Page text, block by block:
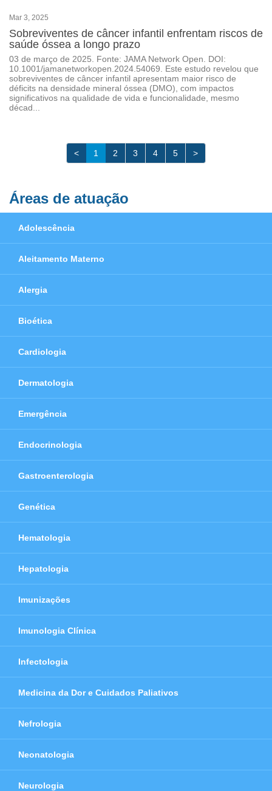
Mar 3, 2025
Sobreviventes de câncer infantil enfrentam riscos de
saúde óssea a longo prazo
03 de março de 2025. Fonte: JAMA Network Open. DOI:
10.1001/jamanetworkopen.2024.54069. Este estudo revelou que
sobreviventes de câncer infantil apresentam maior risco de
déficits na densidade mineral óssea (DMO), com impactos
significativos na qualidade de vida e funcionalidade, mesmo
décad...
< 1 2 3 4 5 >
Áreas de atuação
Adolescência
Aleitamento Materno
Alergia
Bioética
Cardiologia
Dermatologia
Emergência
Endocrinologia
Gastroenterologia
Genética
Hematologia
Hepatologia
Imunizações
Imunologia Clínica
Infectologia
Medicina da Dor e Cuidados Paliativos
Nefrologia
Neonatologia
Neurologia